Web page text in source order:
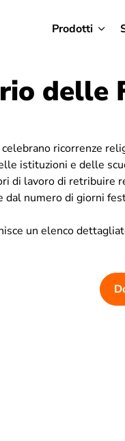
Prodotti
delle
ricorrenze
istituzioni e delle
di lavoro di retribuire
dal numero di giorni
un elenco